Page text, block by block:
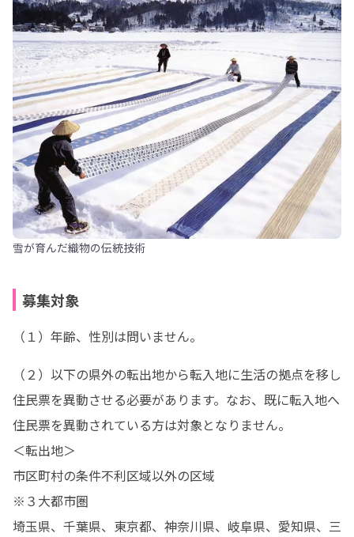
雪が育んだ織物の伝統技術
募集対象
（１）年齢、性別は問いません。
（２）以下の県外の転出地から転入地に生活の拠点を移し
住民票を異動させる必要があります。なお、既に転入地へ
住民票を異動されている方は対象となりません。
＜転出地＞
市区町村の条件不利区域以外の区域
※３大都市圏
埼玉県、千葉県、東京都、神奈川県、岐阜県、愛知県、三